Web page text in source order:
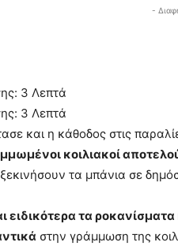
-
3 Λεπτά
3 Λεπτά
και η κάθοδος στις
κοιλιακοί
τα μπάνια σε
ειδικότερα τα ροκανίσματα
στην γράμμωση της